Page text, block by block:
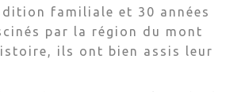
familiale et 30 années
par la région du mont
ils ont bien assis leur